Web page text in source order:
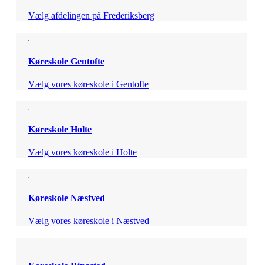
Vælg afdelingen på Frederiksberg
Køreskole Gentofte
Vælg vores køreskole i Gentofte
Køreskole Holte
Vælg vores køreskole i Holte
Køreskole Næstved
Vælg vores køreskole i Næstved